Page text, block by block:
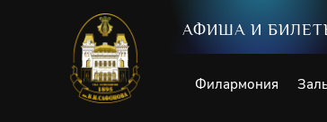
АФИША И
Филармония